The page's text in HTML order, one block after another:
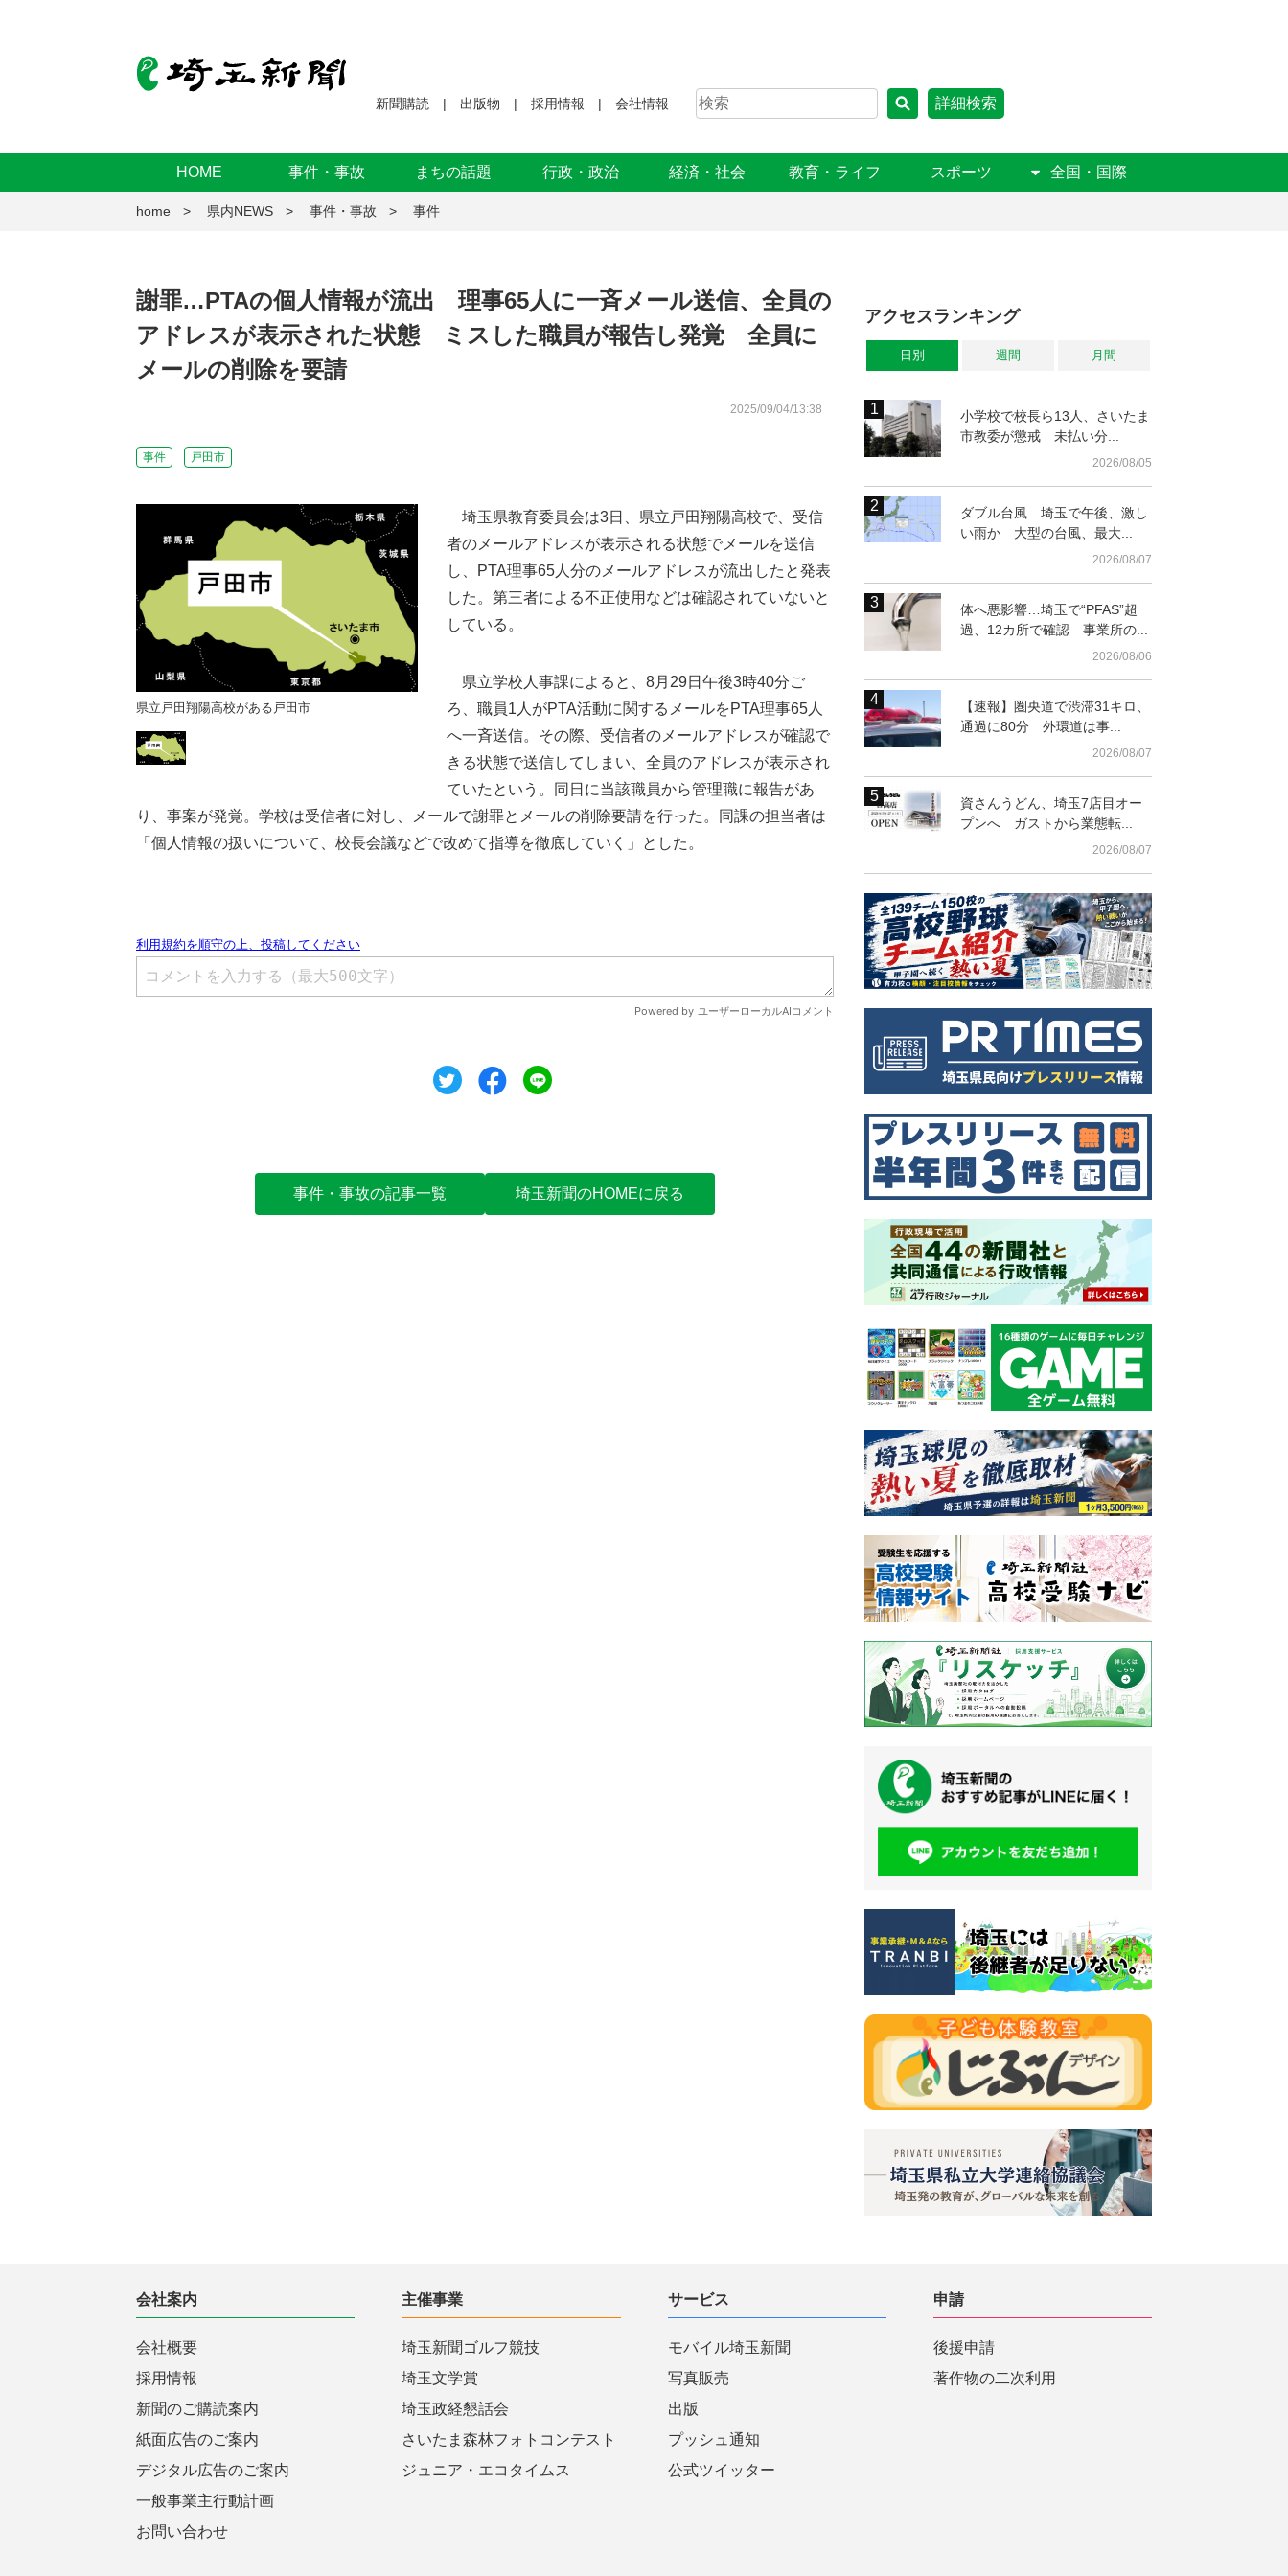
新聞購読 出版物 採用情報 会社情報 詳細検索
HOME 事件・事故 まちの話題 行政・政治 経済・社会 教育・ライフ スポーツ 全国・国際
home 県内NEWS 事件・事故 事件
謝罪…PTAの個人情報が流出 理事65人に一斉メール送信、全員の
アドレスが表示された状態 ミスした職員が報告し発覚 全員に
メールの削除を要請
2025/09/04/13:38
事件 戸田市
県立戸田翔陽高校がある戸田市 県立戸田翔陽高校がある戸田市
埼玉県教育委員会は3日、県立戸田翔陽高校で、受信
者のメールアドレスが表示される状態でメールを送信
し、PTA理事65人分のメールアドレスが流出したと発表
した。第三者による不正使用などは確認されていないと
している。
県立学校人事課によると、8月29日午後3時40分ご
ろ、職員1人がPTA活動に関するメールをPTA理事65人
へ一斉送信。その際、受信者のメールアドレスが確認で
きる状態で送信してしまい、全員のアドレスが表示され
ていたという。同日に当該職員から管理職に報告があ
り、事案が発覚。学校は受信者に対し、メールで謝罪とメールの削除要請を行った。同課の担当者は
「個人情報の扱いについて、校長会議などで改めて指導を徹底していく」とした。
ツイートシェア
事件・事故の記事一覧 埼玉新聞のHOMEに戻る
アクセスランキング
日別 週間 月間
小学校で校長ら13人、さいたま
市教委が懲戒 未払い分...
2026/08/05
ダブル台風…埼玉で午後、激し
い雨か 大型の台風、最大...
2026/08/07
体へ悪影響…埼玉で“PFAS”超
過、12カ所で確認 事業所の...
2026/08/06
【速報】圏央道で渋滞31キロ、
通過に80分 外環道は事...
2026/08/07
資さんうどん、埼玉7店目オー
プンへ ガストから業態転...
2026/08/07
会社案内
会社概要
採用情報
新聞のご購読案内
紙面広告のご案内
デジタル広告のご案内
一般事業主行動計画
お問い合わせ
主催事業
埼玉新聞ゴルフ競技
埼玉文学賞
埼玉政経懇話会
さいたま森林フォトコンテスト
ジュニア・エコタイムス
サービス
モバイル埼玉新聞
写真販売
出版
プッシュ通知
公式ツイッター
申請
後援申請
著作物の二次利用